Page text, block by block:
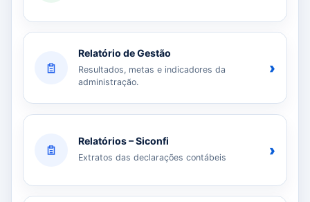
Relatório de Gestão
Resultados, metas e indicadores da
administração.
›
Relatórios – Siconfi
Extratos das declarações contábeis ›